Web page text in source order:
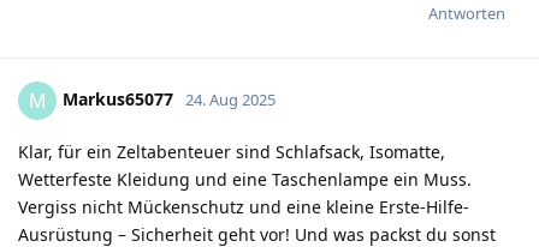
Antworten
M Markus65077 24. Aug 2025
Klar, für ein Zeltabenteuer sind Schlafsack, Isomatte,
Wetterfeste Kleidung und eine Taschenlampe ein Muss.
Vergiss nicht Mückenschutz und eine kleine Erste-Hilfe-
Ausrüstung – Sicherheit geht vor! Und was packst du sonst